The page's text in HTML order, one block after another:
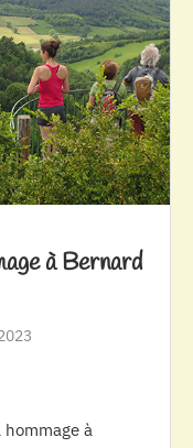
à Bernard
à